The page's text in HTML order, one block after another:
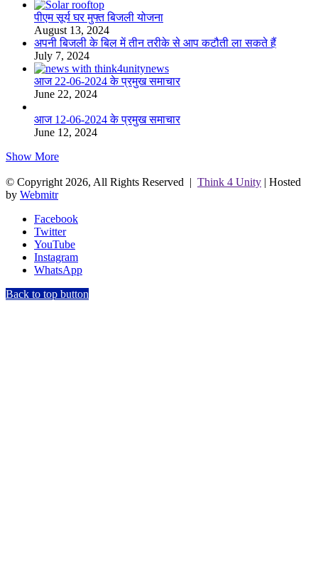
पीएम सूर्य घर मुफ्त बिजली योजना
August 13, 2024
अपनी बिजली के बिल में तीन तरीके से आप कटौती ला सकते हैं
July 7, 2024
आज 22-06-2024 के प्रमुख समाचार
June 22, 2024
आज 12-06-2024 के प्रमुख समाचार
June 12, 2024
Show More
© Copyright 2026, All Rights Reserved | Think 4 Unity | Hosted
by Webmitr
Facebook
Twitter
YouTube
Instagram
WhatsApp
Back to top button